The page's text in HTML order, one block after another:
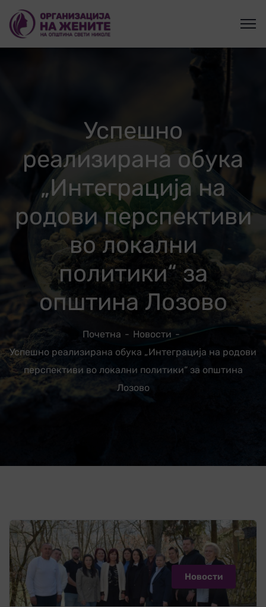
Успешно
реализирана обука
„Интеграција на
родови перспективи
во локални
политики“ за
општина Лозово
Почетна
Новости
Успешно реализирана обука „Интеграција на родови
перспективи во локални политики“ за општина
Лозово
Новости